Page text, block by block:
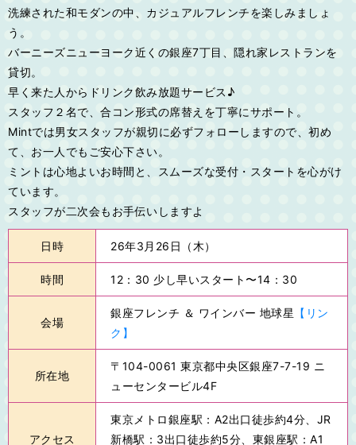
洗練された和モダンの中、カジュアルフレンチを楽しみましょ
う。
バーニーズニューヨーク近くの銀座7丁目、隠れ家レストランを
貸切。
早く来た人からドリンク飲み放題サービス♪
スタッフ２名で、合コン形式の席替えを丁寧にサポート。
Mintでは男女スタッフが親切に必ずフォローしますので、初め
て、お一人でもご安心下さい。
ミントは心地よいお時間と、スムーズな受付・スタートを心がけ
ています。
スタッフが二次会もお手伝いしますよ
日時 26年3月26日（木）
時間 12：30 少し早いスタート〜14：30
会場
銀座フレンチ ＆ ワインバー 地球星 【リン
ク】
所在地
〒104-0061 東京都中央区銀座7-7-19 ニ
ューセンタービル4F
アクセス
東京メトロ銀座駅：A2出口徒歩約4分、JR
新橋駅：3出口徒歩約5分、東銀座駅：A1